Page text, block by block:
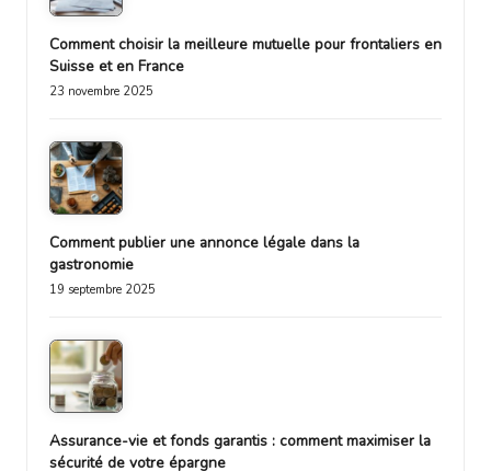
Comment choisir la meilleure mutuelle pour frontaliers en
Suisse et en France
23 novembre 2025
Comment publier une annonce légale dans la
gastronomie
19 septembre 2025
Assurance-vie et fonds garantis : comment maximiser la
sécurité de votre épargne